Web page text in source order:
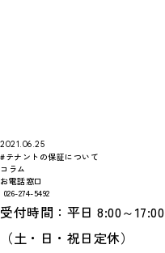
2021.06.25
#テナントの保証について
コラム
お電話窓口
026-274-5492
受付時間：平日 8:00～17:00
（土・日・祝日定休）